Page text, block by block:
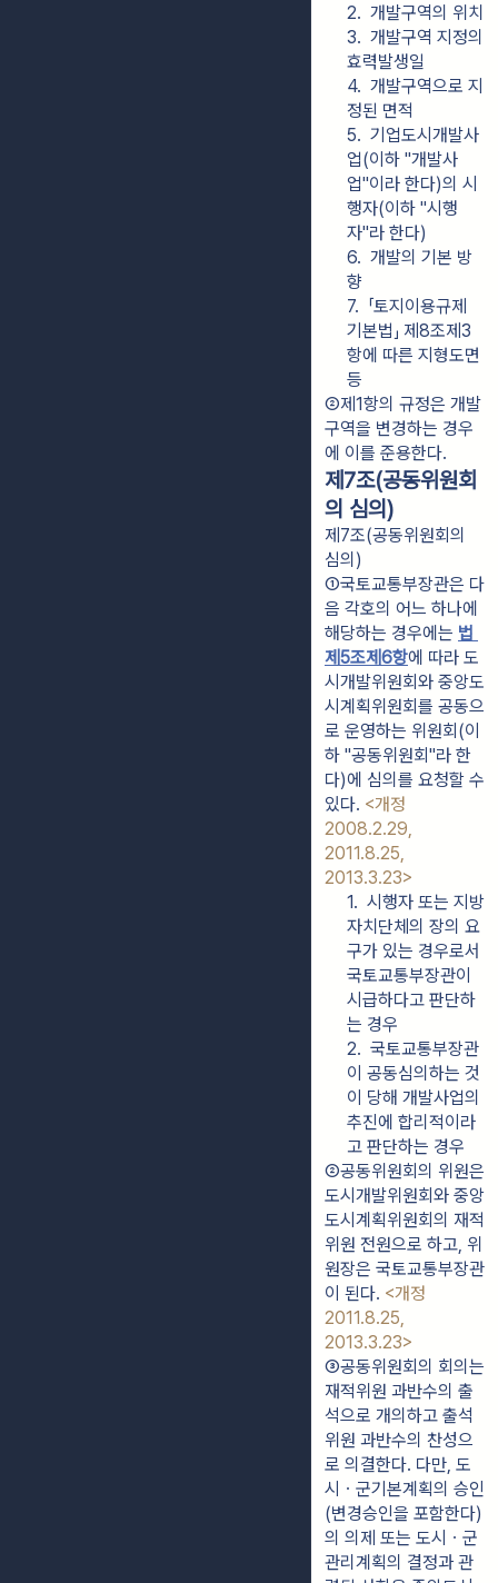
2.  개발구역의 위치
3.  개발구역 지정의
효력발생일
4.  개발구역으로 지
정된 면적
5.  기업도시개발사
업(이하 "개발사
업"이라 한다)의 시
행자(이하 "시행
자"라 한다)
6.  개발의 기본 방
향
7.  「토지이용규제
기본법」 제8조제3
항에 따른 지형도면
등
②제1항의 규정은 개발
구역을 변경하는 경우
에 이를 준용한다.
제7조(공동위원회
의 심의)
제7조(공동위원회의
심의)
①국토교통부장관은 다
음 각호의 어느 하나에
해당하는 경우에는 법
제5조제6항에 따라 도
시개발위원회와 중앙도
시계획위원회를 공동으
로 운영하는 위원회(이
하 "공동위원회"라 한
다)에 심의를 요청할 수
있다. <개정
2008.2.29,
2011.8.25,
2013.3.23>
1.  시행자 또는 지방
자치단체의 장의 요
구가 있는 경우로서
국토교통부장관이
시급하다고 판단하
는 경우
2.  국토교통부장관
이 공동심의하는 것
이 당해 개발사업의
추진에 합리적이라
고 판단하는 경우
②공동위원회의 위원은
도시개발위원회와 중앙
도시계획위원회의 재적
위원 전원으로 하고, 위
원장은 국토교통부장관
이 된다. <개정
2011.8.25,
2013.3.23>
③공동위원회의 회의는
재적위원 과반수의 출
석으로 개의하고 출석
위원 과반수의 찬성으
로 의결한다. 다만, 도
시ㆍ군기본계획의 승인
(변경승인을 포함한다)
의 의제 또는 도시ㆍ군
관리계획의 결정과 관